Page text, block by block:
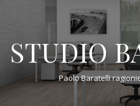
STUDIO
Paolo Baratelli